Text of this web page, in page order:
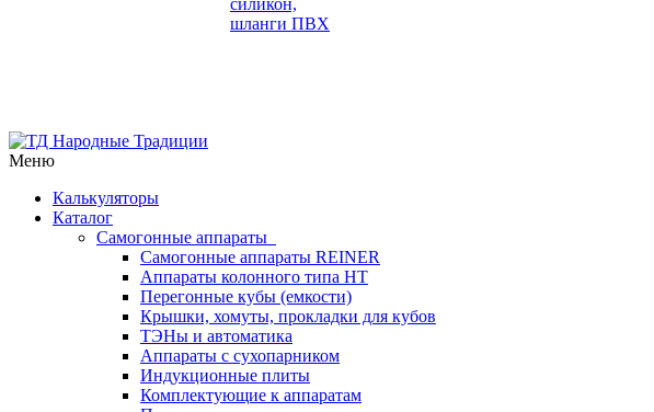
силикон,
шланги ПВХ
Меню
Калькуляторы
Каталог
Самогонные аппараты
Самогонные аппараты REINER
Аппараты колонного типа НТ
Перегонные кубы (емкости)
Крышки, хомуты, прокладки для кубов
ТЭНы и автоматика
Аппараты с сухопарником
Индукционные плиты
Комплектующие к аппаратам